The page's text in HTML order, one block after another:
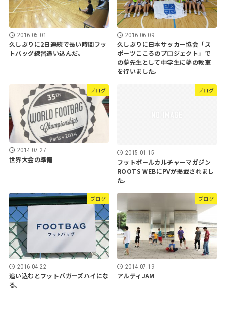
2016.05.01
久しぶりに2日連続で長い時間フッ
トバッグ練習追い込んだ。
2016.06.09
久しぶりに日本サッカー協会「ス
ポーツこころのプロジェクト」で
の夢先生として中学生に夢の教室
を行いました。
ブログ
2014.07.27
世界大会の準備
ブログ
2015.01.15
フットボールカルチャーマガジン
ROOTS WEBにPVが掲載されまし
た。
ブログ
2016.04.22
追い込むとフットバガーズハイにな
る。
ブログ
2014.07.19
アルティJAM